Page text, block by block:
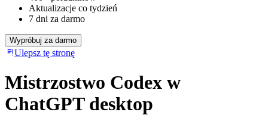
Aktualizacje co tydzień
7 dni za darmo
Wypróbuj za darmo
Ulepsz tę stronę
Mistrzostwo Codex w
ChatGPT desktop